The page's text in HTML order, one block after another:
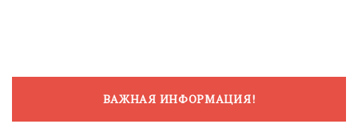
ВАЖНАЯ ИНФОРМАЦИЯ!